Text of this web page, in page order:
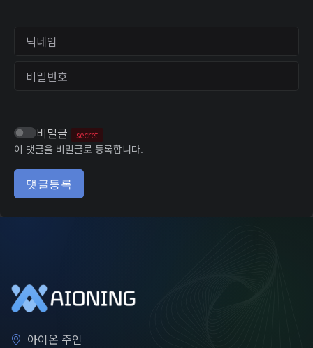
닉네임
비밀번호
비밀글 secret
이 댓글을 비밀글로 등록합니다.
댓글등록
아이온 주인